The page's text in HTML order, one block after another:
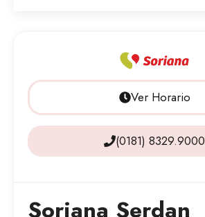
Ver Horario
(0181) 8329.9000
Soriana Serdan